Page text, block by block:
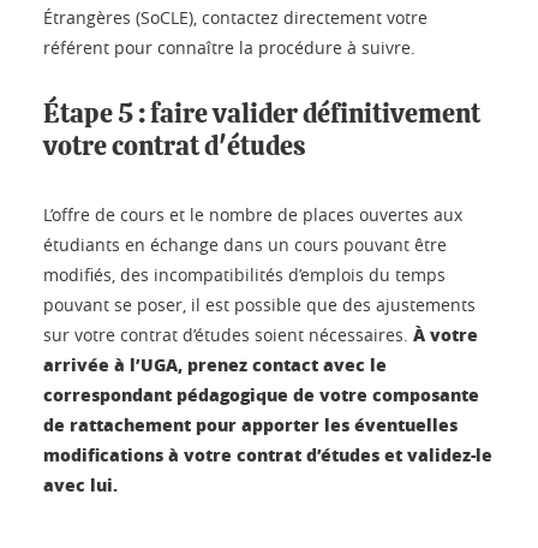
Étrangères (SoCLE), contactez directement votre
référent pour connaître la procédure à suivre.
Étape 5 : faire valider définitivement
votre contrat d'études
L’offre de cours et le nombre de places ouvertes aux
étudiants en échange dans un cours pouvant être
modifiés, des incompatibilités d’emplois du temps
pouvant se poser, il est possible que des ajustements
sur votre contrat d’études soient nécessaires. À votre
arrivée à l’UGA, prenez contact avec le
correspondant pédagogique de votre composante
de rattachement pour apporter les éventuelles
modifications à votre contrat d’études et validez-le
avec lui.